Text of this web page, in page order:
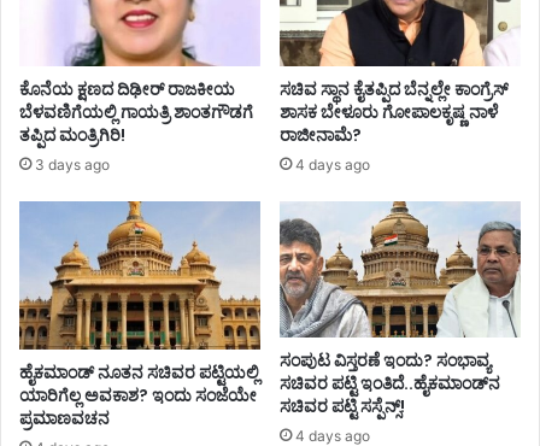
ಕೊನೆಯ ಕ್ಷಣದ ದಿಢೀರ್ ರಾಜಕೀಯ
ಬೆಳವಣಿಗೆಯಲ್ಲಿ ಗಾಯತ್ರಿ ಶಾಂತಗೌಡಗೆ
ತಪ್ಪಿದ ಮಂತ್ರಿಗಿರಿ!
3 days ago
ಸಚಿವ ಸ್ಥಾನ ಕೈತಪ್ಪಿದ ಬೆನ್ನಲ್ಲೇ ಕಾಂಗ್ರೆಸ್‌
ಶಾಸಕ ಬೇಳೂರು ಗೋಪಾಲಕೃಷ್ಣ ನಾಳೆ
ರಾಜೀನಾಮೆ?
4 days ago
ಹೈಕಮಾಂಡ್ ನೂತನ ಸಚಿವರ ಪಟ್ಟಿಯಲ್ಲಿ
ಯಾರಿಗೆಲ್ಲ ಅವಕಾಶ? ಇಂದು ಸಂಜೆಯೇ
ಪ್ರಮಾಣವಚನ
ಸಂಪುಟ ವಿಸ್ತರಣೆ ಇಂದು? ಸಂಭಾವ್ಯ
ಸಚಿವರ ಪಟ್ಟಿ ಇಂತಿದೆ..ಹೈಕಮಾಂಡ್‌ನ
ಸಚಿವರ ಪಟ್ಟಿ ಸಸ್ಪೆನ್ಸ್!
4 days ago